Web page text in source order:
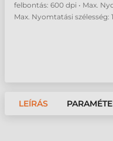
felbontás: 600 dpi • Max.
Max. Nyomtatási szélesség:
LEÍRÁS